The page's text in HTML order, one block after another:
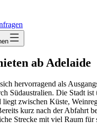
ab Adelaide
hervorragend als
Südaustralien. Die Stadt
liegt zwischen Küste,
kurz nach der Abfahrt
Strecke mit viel Raum für